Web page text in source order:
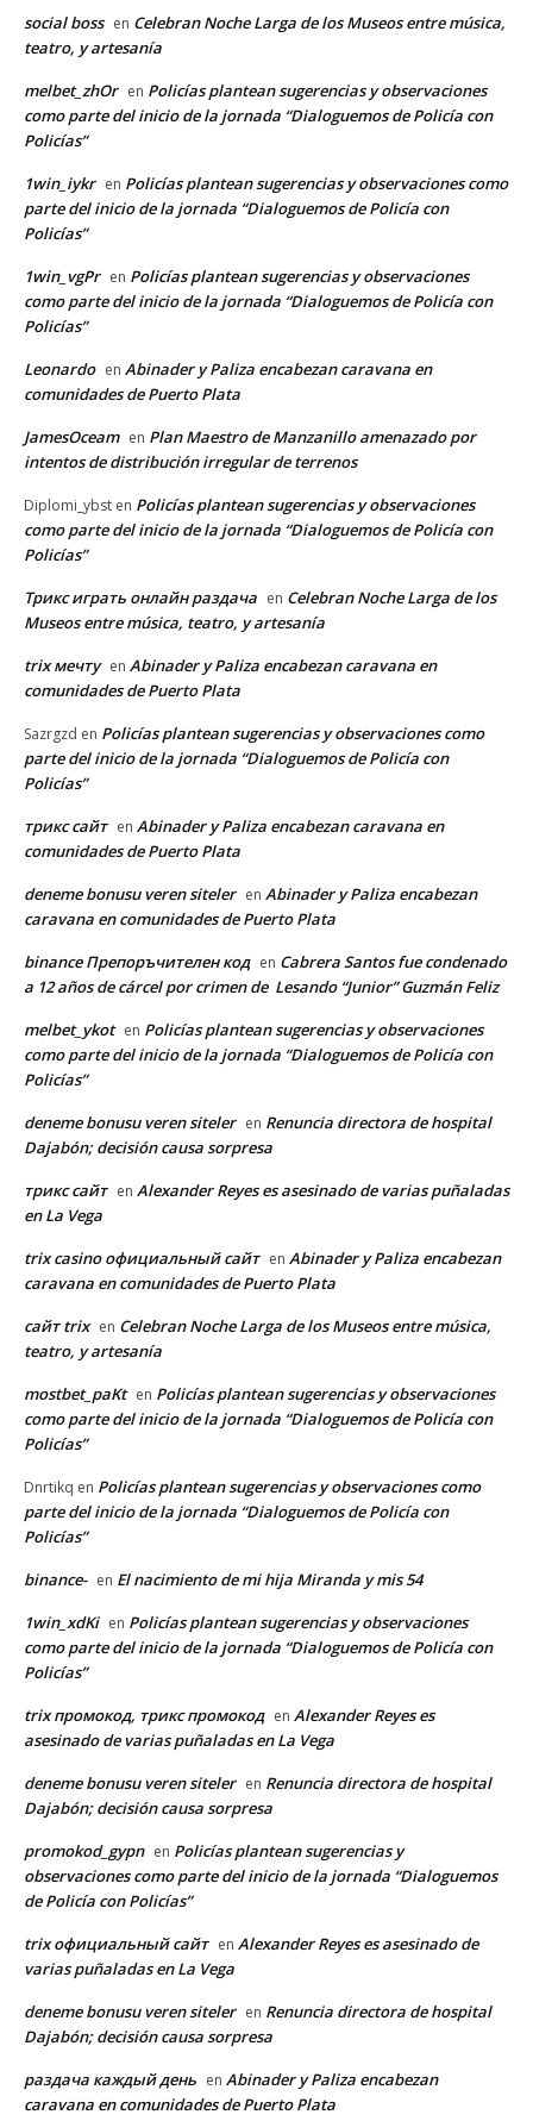
social boss en Celebran Noche Larga de los Museos entre música,
teatro, y artesanía
melbet_zhOr en Policías plantean sugerencias y observaciones
como parte del inicio de la jornada “Dialoguemos de Policía con
Policías”
1win_iykr en Policías plantean sugerencias y observaciones como
parte del inicio de la jornada “Dialoguemos de Policía con
Policías”
1win_vgPr en Policías plantean sugerencias y observaciones
como parte del inicio de la jornada “Dialoguemos de Policía con
Policías”
Leonardo en Abinader y Paliza encabezan caravana en
comunidades de Puerto Plata
JamesOceam en Plan Maestro de Manzanillo amenazado por
intentos de distribución irregular de terrenos
Diplomi_ybst en Policías plantean sugerencias y observaciones
como parte del inicio de la jornada “Dialoguemos de Policía con
Policías”
Трикс играть онлайн раздача en Celebran Noche Larga de los
Museos entre música, teatro, y artesanía
trix мечту en Abinader y Paliza encabezan caravana en
comunidades de Puerto Plata
Sazrgzd en Policías plantean sugerencias y observaciones como
parte del inicio de la jornada “Dialoguemos de Policía con
Policías”
трикс сайт en Abinader y Paliza encabezan caravana en
comunidades de Puerto Plata
deneme bonusu veren siteler en Abinader y Paliza encabezan
caravana en comunidades de Puerto Plata
binance Препоръчителен код en Cabrera Santos fue condenado
a 12 años de cárcel por crimen de Lesando “Junior” Guzmán Feliz
melbet_ykot en Policías plantean sugerencias y observaciones
como parte del inicio de la jornada “Dialoguemos de Policía con
Policías”
deneme bonusu veren siteler en Renuncia directora de hospital
Dajabón; decisión causa sorpresa
трикс сайт en Alexander Reyes es asesinado de varias puñaladas
en La Vega
trix casino официальный сайт en Abinader y Paliza encabezan
caravana en comunidades de Puerto Plata
сайт trix en Celebran Noche Larga de los Museos entre música,
teatro, y artesanía
mostbet_paKt en Policías plantean sugerencias y observaciones
como parte del inicio de la jornada “Dialoguemos de Policía con
Policías”
Dnrtikq en Policías plantean sugerencias y observaciones como
parte del inicio de la jornada “Dialoguemos de Policía con
Policías”
binance- en El nacimiento de mi hija Miranda y mis 54
1win_xdKi en Policías plantean sugerencias y observaciones
como parte del inicio de la jornada “Dialoguemos de Policía con
Policías”
trix промокод, трикс промокод en Alexander Reyes es
asesinado de varias puñaladas en La Vega
deneme bonusu veren siteler en Renuncia directora de hospital
Dajabón; decisión causa sorpresa
promokod_gypn en Policías plantean sugerencias y
observaciones como parte del inicio de la jornada “Dialoguemos
de Policía con Policías”
trix официальный сайт en Alexander Reyes es asesinado de
varias puñaladas en La Vega
deneme bonusu veren siteler en Renuncia directora de hospital
Dajabón; decisión causa sorpresa
раздача каждый день en Abinader y Paliza encabezan
caravana en comunidades de Puerto Plata